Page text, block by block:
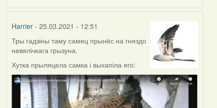
Harrier- 25.03.2021 - 12:51
Тры гадзіны таму самец прынёс на гняздо
невялічкага грызуна.
Хутка прыляцела самка і выхапіла яго: